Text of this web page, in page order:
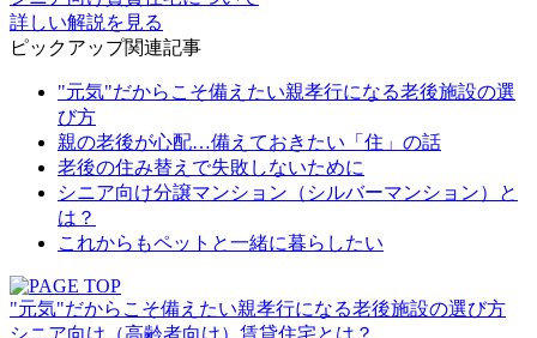
詳しい解説を見る
ピックアップ関連記事
"元気"だからこそ備えたい親孝行になる老後施設の選
び方
親の老後が心配…備えておきたい「住」の話
老後の住み替えで失敗しないために
シニア向け分譲マンション（シルバーマンション）と
は？
これからもペットと一緒に暮らしたい
"元気"だからこそ備えたい親孝行になる老後施設の選び方